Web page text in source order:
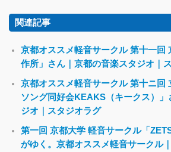
関連記事
京都オススメ軽音サークル 第十一回
作所」さん｜京都の音楽スタジオ｜
京都オススメ軽音サークル 第十ニ回
ソング同好会KEAKS（キークス）」
ジオ｜スタジオラグ
第一回 京都大学 軽音サークル「
がゆく。京都オススメ軽音サークル